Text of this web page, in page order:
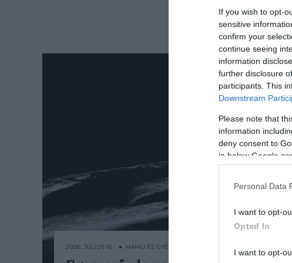
If you wish to opt-
sensitive
confirm your
continue seeing
information
further disclosure
participants. This
Downstream
Please note that
information
deny consent to
in below Google
Personal Data
I want to opt-
Opted In
I want to opt-
2026. JÚLIUS 16. ● HAMU ÉS GYÉMÁNT